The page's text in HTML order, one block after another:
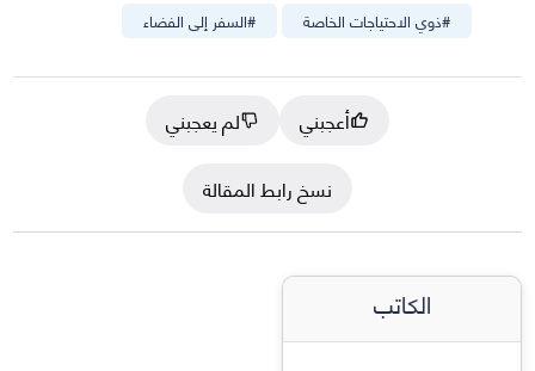
#السفر إلى الفضاء #ذوي الاحتياجات الخاصة
أعجبني
لم يعجبني
نسخ رابط المقالة
الكاتب